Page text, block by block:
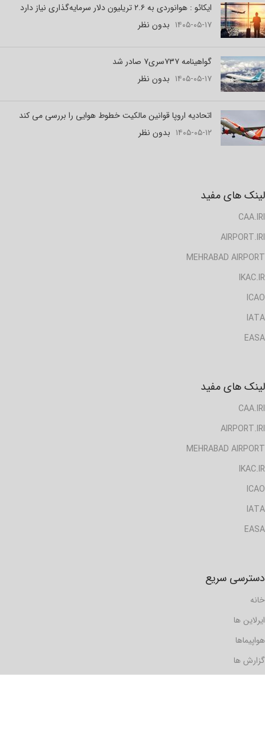
ایکائو : هوانوردی به ۲.۶ تریلیون دلار سرمایه‌گذاری نیاز دارد
۱۴۰۵-۰۵-۱۷ بدون نظر
گواهینامه ۷۳۷سری۷ صادر شد
۱۴۰۵-۰۵-۱۷ بدون نظر
اتحادیه اروپا قوانین مالکیت خطوط هوایی را بررسی می کند
۱۴۰۵-۰۵-۱۲ بدون نظر
لینک های مفید
CAA.IRI
AIRPORT.IRI
MEHRABAD AIRPORT
IKAC.IR
ICAO
IATA
EASA
لینک های مفید
CAA.IRI
AIRPORT.IRI
MEHRABAD AIRPORT
IKAC.IR
ICAO
IATA
EASA
دسترسی سریع
خانه
ایرلاین ها
هواپیماها
گزارش ها